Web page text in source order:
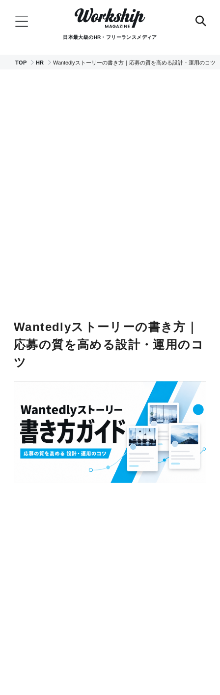
日本最大級のHR・フリーランスメディア
TOP HR Wantedlyストーリーの書き方｜応募の質を高める設計・運用のコツ
Wantedlyストーリーの書き方｜
応募の質を高める設計・運用のコ
ツ